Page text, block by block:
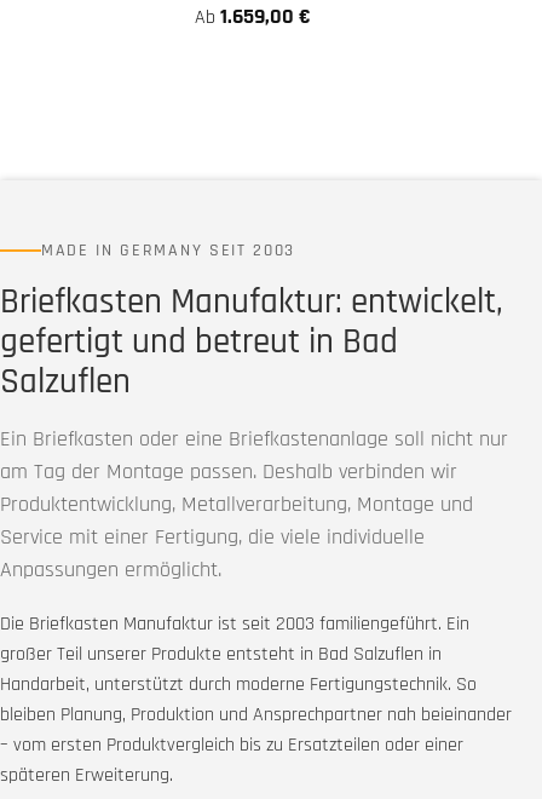
Ab 1.659,00 €
MADE IN GERMANY SEIT 2003
Briefkasten Manufaktur: entwickelt,
gefertigt und betreut in Bad
Salzuflen
Ein Briefkasten oder eine Briefkastenanlage soll nicht nur
am Tag der Montage passen. Deshalb verbinden wir
Produktentwicklung, Metallverarbeitung, Montage und
Service mit einer Fertigung, die viele individuelle
Anpassungen ermöglicht.
Die Briefkasten Manufaktur ist seit 2003 familiengeführt. Ein
großer Teil unserer Produkte entsteht in Bad Salzuflen in
Handarbeit, unterstützt durch moderne Fertigungstechnik. So
bleiben Planung, Produktion und Ansprechpartner nah beieinander
– vom ersten Produktvergleich bis zu Ersatzteilen oder einer
späteren Erweiterung.